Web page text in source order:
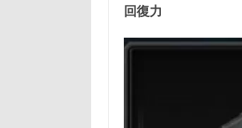
回復力